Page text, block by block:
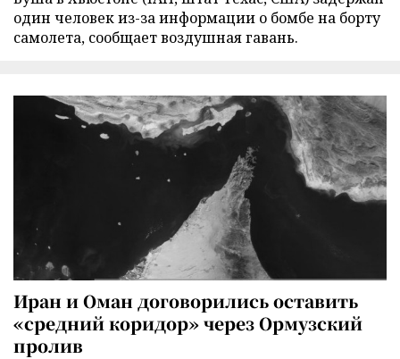
один человек из-за информации о бомбе на борту
самолета, сообщает воздушная гавань.
Иран и Оман договорились оставить
«средний коридор» через Ормузский
пролив